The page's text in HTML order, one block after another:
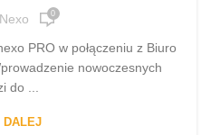
0
PRO w połączeniu z Biuro
nowoczesnych
do ...
DALEJ